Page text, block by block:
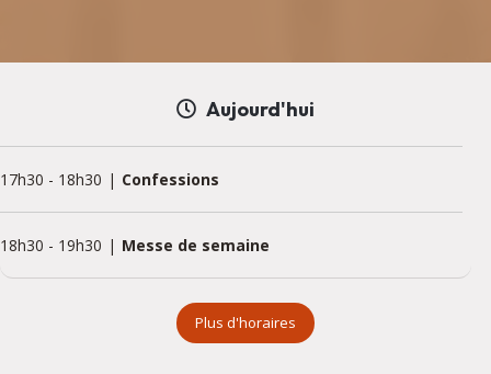
Aujourd'hui
17h30 - 18h30 Confessions
18h30 - 19h30 Messe de semaine
Plus d'horaires